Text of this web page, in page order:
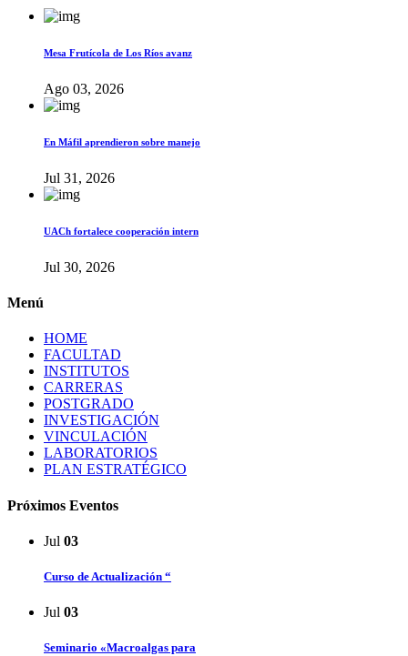
Mesa Frutícola de Los Ríos avanz
Ago 03, 2026
En Máfil aprendieron sobre manejo
Jul 31, 2026
UACh fortalece cooperación intern
Jul 30, 2026
Menú
HOME
FACULTAD
INSTITUTOS
CARRERAS
POSTGRADO
INVESTIGACIÓN
VINCULACIÓN
LABORATORIOS
PLAN ESTRATÉGICO
Próximos Eventos
Jul 03
Curso de Actualización “
Jul 03
Seminario «Macroalgas para